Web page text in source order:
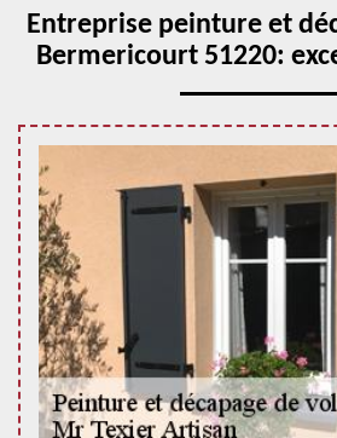
Entreprise peinture et
Bermericourt 51220: